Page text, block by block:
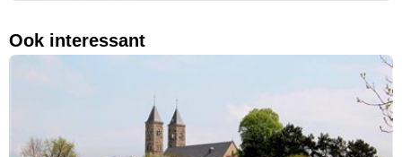
Ook interessant